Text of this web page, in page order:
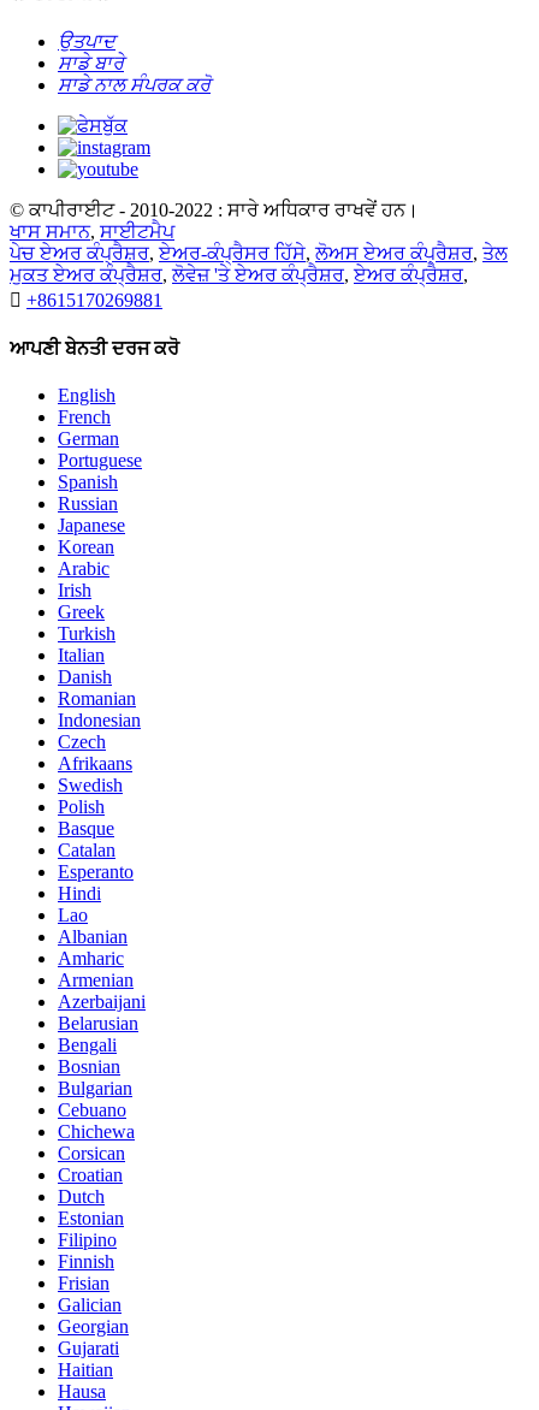
ਉਤਪਾਦ
ਸਾਡੇ ਬਾਰੇ
ਸਾਡੇ ਨਾਲ ਸੰਪਰਕ ਕਰੋ
© ਕਾਪੀਰਾਈਟ - 2010-2022 : ਸਾਰੇ ਅਧਿਕਾਰ ਰਾਖਵੇਂ ਹਨ।
ਖਾਸ ਸਮਾਨ, ਸਾਈਟਮੈਪ
ਪੇਚ ਏਅਰ ਕੰਪ੍ਰੈਸ਼ਰ,ਏਅਰ-ਕੰਪ੍ਰੈਸਰ ਹਿੱਸੇ,ਲੋਅਸ ਏਅਰ ਕੰਪ੍ਰੈਸ਼ਰ, ਤੇਲ
ਮੁਕਤ ਏਅਰ ਕੰਪ੍ਰੈਸ਼ਰ,ਲੋਵੇਜ਼ 'ਤੇ ਏਅਰ ਕੰਪ੍ਰੈਸ਼ਰ,ਏਅਰ ਕੰਪ੍ਰੈਸ਼ਰ,
 +8615170269881
ਆਪਣੀ ਬੇਨਤੀ ਦਰਜ ਕਰੋ
English
French
German
Portuguese
Spanish
Russian
Japanese
Korean
Arabic
Irish
Greek
Turkish
Italian
Danish
Romanian
Indonesian
Czech
Afrikaans
Swedish
Polish
Basque
Catalan
Esperanto
Hindi
Lao
Albanian
Amharic
Armenian
Azerbaijani
Belarusian
Bengali
Bosnian
Bulgarian
Cebuano
Chichewa
Corsican
Croatian
Dutch
Estonian
Filipino
Finnish
Frisian
Galician
Georgian
Gujarati
Haitian
Hausa